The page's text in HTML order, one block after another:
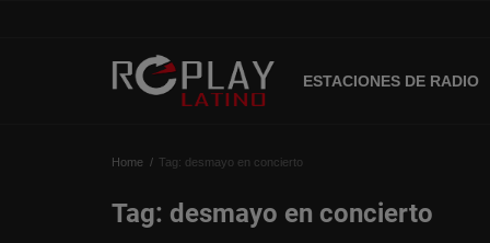
ESTACIONES DE RADIO
Estaciones de Radio
Home Tag: desmayo en concierto
Tag: desmayo en concierto